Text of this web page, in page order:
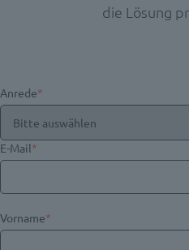
die Lösung
Anrede*
E-Mail*
Vorname*